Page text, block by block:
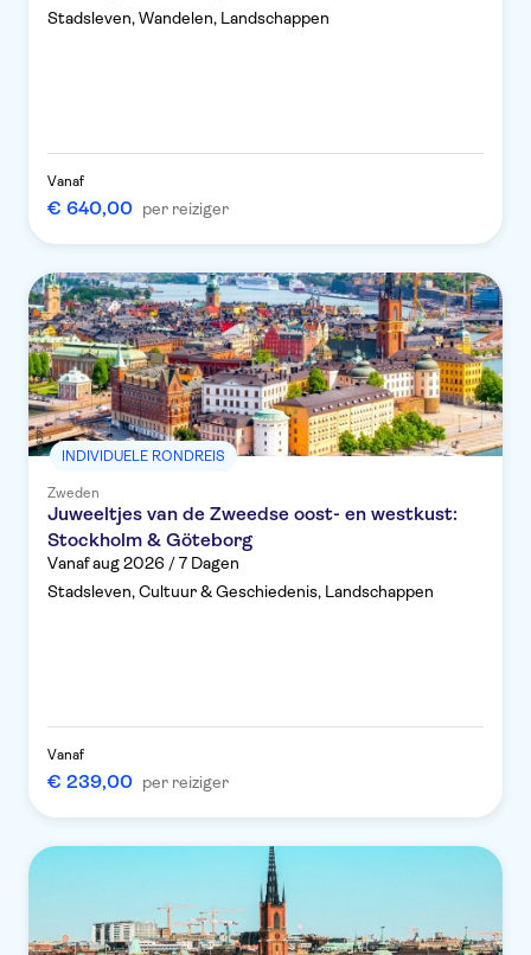
Stadsleven, Wandelen, Landschappen
Vanaf
€ 640,00 per reiziger
INDIVIDUELE RONDREIS
Zweden
Juweeltjes van de Zweedse oost- en westkust:
Stockholm & Göteborg
Vanaf aug 2026 / 7 Dagen
Stadsleven, Cultuur & Geschiedenis, Landschappen
Vanaf
€ 239,00 per reiziger